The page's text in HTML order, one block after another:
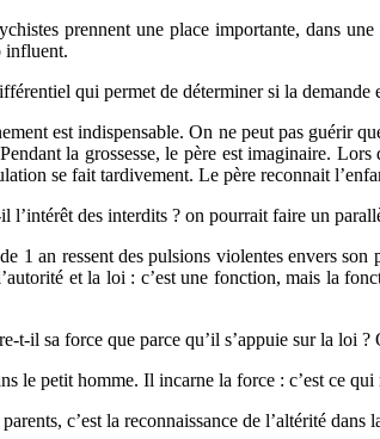
prennent une place importante, dans
influent.
qui permet de déterminer si la demande
est indispensable. On ne peut pas guérir
la grossesse, le père est imaginaire.
se fait tardivement. Le père reconnait
l’intérêt des interdits ? on pourrait faire un
1 an ressent des pulsions violentes envers
et la loi : c’est une fonction, mais la
t-il sa force que parce qu’il s’appuie sur la loi
le petit homme. Il incarne la force : c’est ce
c’est la reconnaissance de l’altérité dans